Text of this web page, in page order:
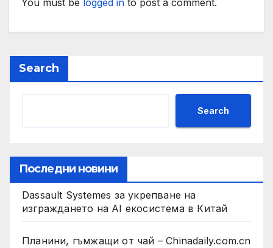
You must be logged in to post a comment.
Search
Search
Последни новини
Dassault Systemes за укрепване на
изграждането на AI екосистема в Китай
Планини, гъмжащи от чай – Chinadaily.com.cn